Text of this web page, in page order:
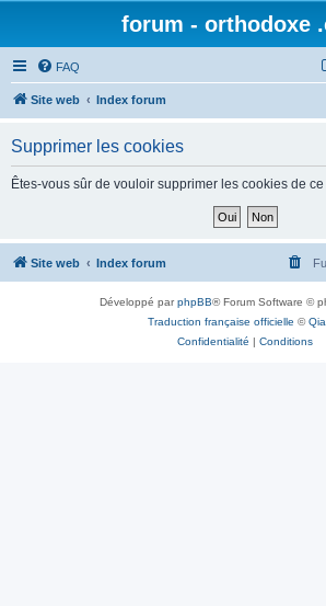
forum - orthodoxe
FAQ
Site web Index forum
Supprimer les cookies
Êtes-vous sûr de vouloir supprimer les cookies de
Site web Index forum
Développé parphpBB® Forum Software ©
Traduction française officielle ©
Confidentialité | Conditions